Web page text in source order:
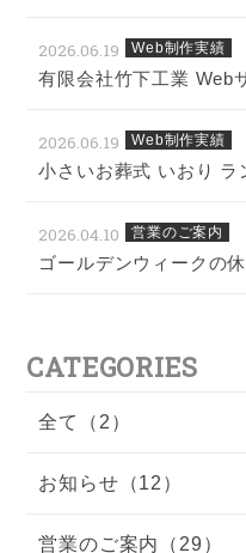
2026.06.19 Web制作実績
有限会社竹下工業 Web
2026.06.19 Web制作実績
小さいお葬式 いおり ラ
2026.04.10 営業のご案内
ゴールデンウィークの
CATEGORIES
全て（2）
お知らせ（12）
営業のご案内（29）